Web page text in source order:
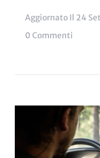
Aggiornato Il 24
0 Commenti
Questi
Non